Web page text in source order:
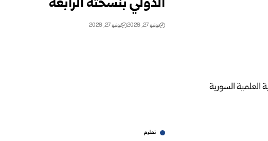
يونيو 27, 2026 يونيو 27, 2026
تعليم